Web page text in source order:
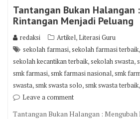
Tantangan Bukan Halangan
Rintangan Menjadi Peluang
redaksi Artikel,Literasi Guru
sekolah farmasi,sekolah farmasi terbaik,
sekolah kecantikan terbaik,sekolah swasta,
smk farmasi,smk farmasi nasional,smk
swasta,smk swasta solo,smk swasta terbaik,
Leave a comment
Tantangan Bukan Halangan :